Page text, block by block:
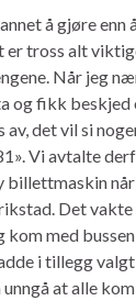
å gjøre enn
tross alt
Når jeg
og fikk
av, det vil si
Vi avtalte
billettmaskin
Det
kom med
i tillegg
at alle